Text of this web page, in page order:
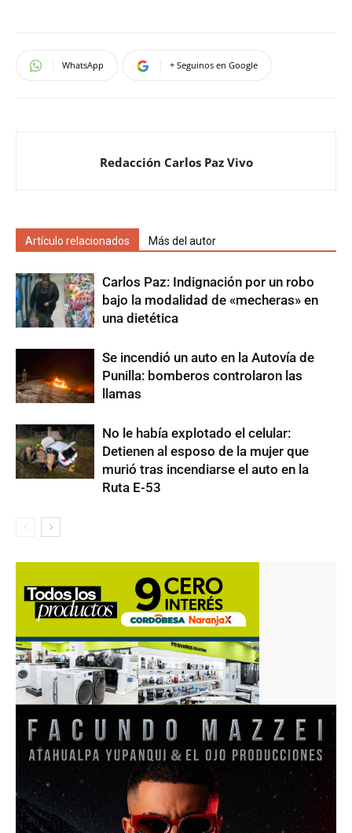
WhatsApp + Seguinos en Google
Redacción Carlos Paz Vivo
Artículo relacionados Más del autor
Carlos Paz: Indignación por un robo
bajo la modalidad de «mecheras» en
una dietética
Se incendió un auto en la Autovía de
Punilla: bomberos controlaron las
llamas
No le había explotado el celular:
Detienen al esposo de la mujer que
murió tras incendiarse el auto en la
Ruta E-53